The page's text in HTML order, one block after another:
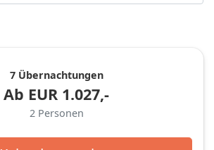
7 Übernachtungen
Ab EUR 1.027,-
2 Personen